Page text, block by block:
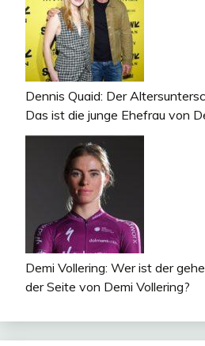
Dennis Quaid: Der
Das ist die junge Ehefrau von
Demi Vollering: Wer ist der
der Seite von Demi Vollering?